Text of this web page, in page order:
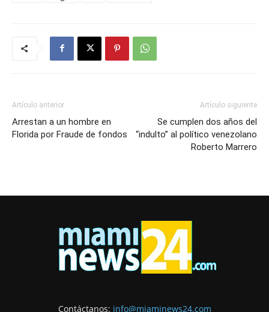
Artículo anterior
Arrestan a un hombre en
Florida por Fraude de fondos
Artículo siguiente
Se cumplen dos años del
“indulto” al político venezolano
Roberto Marrero
Contáctanos: info@miaminews24.com